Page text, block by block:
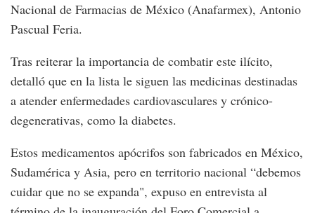
Nacional de Farmacias de México (Anafarmex), Antonio
Pascual Feria.
Tras reiterar la importancia de combatir este ilícito,
detalló que en la lista le siguen las medicinas destinadas
a atender enfermedades cardiovasculares y crónico-
degenerativas, como la diabetes.
Estos medicamentos apócrifos son fabricados en México,
Sudamérica y Asia, pero en territorio nacional “debemos
cuidar que no se expanda", expuso en entrevista al